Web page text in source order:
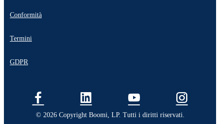
Conformità
Termini
GDPR
© 2026 Copyright Boomi, LP. Tutti i diritti riservati.